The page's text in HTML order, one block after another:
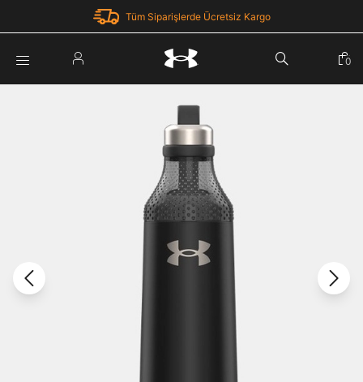
Tüm Siparişlerde Ücretsiz Kargo
Under Armour'da yeni misiniz? Kayıt Ol
Üye Olmadan Devam Et
0
Parola Yenileme
Parolayı Yenile
Giriş Sayfasına Dön
Zaten hesabın var mı? Giriş yap